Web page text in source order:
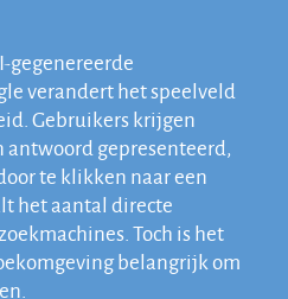
gegenereerde
verandert het speelveld
Gebruikers krijgen
antwoord gepresenteerd,
te klikken naar een
het aantal directe
Toch is het
belangrijk om